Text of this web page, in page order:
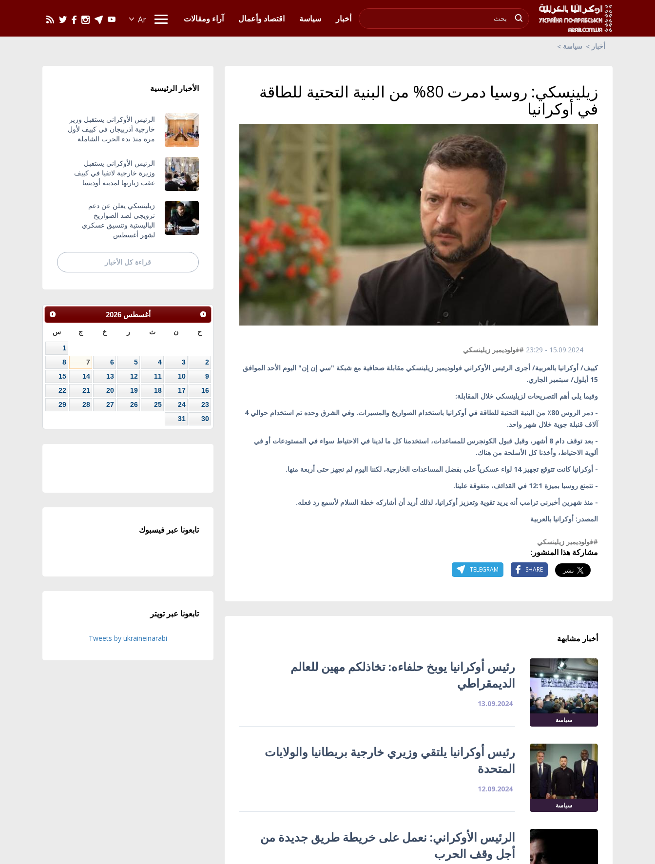
أخبار
سياسة اقتصاد وأعمال آراء ومقالات
أخبار سياسة
زيلينسكي: روسيا دمرت 80% من البنية التحتية للطاقة
في أوكرانيا
15.09.2024 - 23:29
#فولوديمير زيلينسكي
كييف/ أوكرانيا بالعربية/ أجرى الرئيس الأوكراني فولوديمير زيلينسكي مقابلة صحافية مع شبكة "سي إن إن" اليوم الأحد الموافق
15 أيلول/ سبتمبر الجاري.
وفيما يلي أهم التصريحات لزيلينسكي خلال المقابلة:
- دمر الروس 80٪ من البنية التحتية للطاقة في أوكرانيا باستخدام الصواريخ والمسيرات. وفي الشرق وحده تم استخدام حوالي 4
آلاف قنبلة جوية خلال شهر واحد.
- بعد توقف دام 8 أشهر، وقبل قبول الكونجرس للمساعدات، استخدمنا كل ما لدينا في الاحتياط سواء في المستودعات أو في
ألوية الاحتياط، وأخذنا كل الأسلحة من هناك.
- أوكرانيا كانت تتوقع تجهيز 14 لواء عسكرياً على بفضل المساعدات الخارجية، لكننا اليوم لم نجهز حتى أربعة منها.
- تتمتع روسيا بميزة 12:1 في القذائف، متفوقة علينا.
- منذ شهرين أخبرني ترامب أنه يريد تقوية وتعزيز أوكرانيا، لذلك أريد أن أشاركه خطة السلام لأسمع رد فعله.
المصدر: أوكرانيا بالعربية
#فولوديمير زيلينسكي
مشاركة هذا المنشور:
SHARE
TELEGRAM
أخبار مشابهة
سياسة
رئيس أوكرانيا يوبخ حلفاءه: تخاذلكم مهين للعالم
الديمقراطي
13.09.2024
سياسة
رئيس أوكرانيا يلتقي وزيري خارجية بريطانيا والولايات
المتحدة
12.09.2024
الرئيس الأوكراني: نعمل على خريطة طريق جديدة من
أجل وقف الحرب
الأخبار الرئيسية
الرئيس الأوكراني يستقبل وزير
خارجية أذربيجان في كييف لأول
مرة منذ بدء الحرب الشاملة
الرئيس الأوكراني يستقبل
وزيرة خارجية لاتفيا في كييف
عقب زيارتها لمدينة أوديسا
زيلينسكي يعلن عن دعم
نرويجي لصد الصواريخ
الباليستية وتنسيق عسكري
لشهر أغسطس
قراءة كل الأخبار
أغسطس 2026
ح ن ث ر خ ج س
1
2
3
4
5
6
7
8
9
10
11
12
13
14
15
16
17
18
19
20
21
22
23
24
25
26
27
28
29
30
31
تابعونا عبر فيسبوك
تابعونا عبر تويتر
Tweets by ukraineinarabi